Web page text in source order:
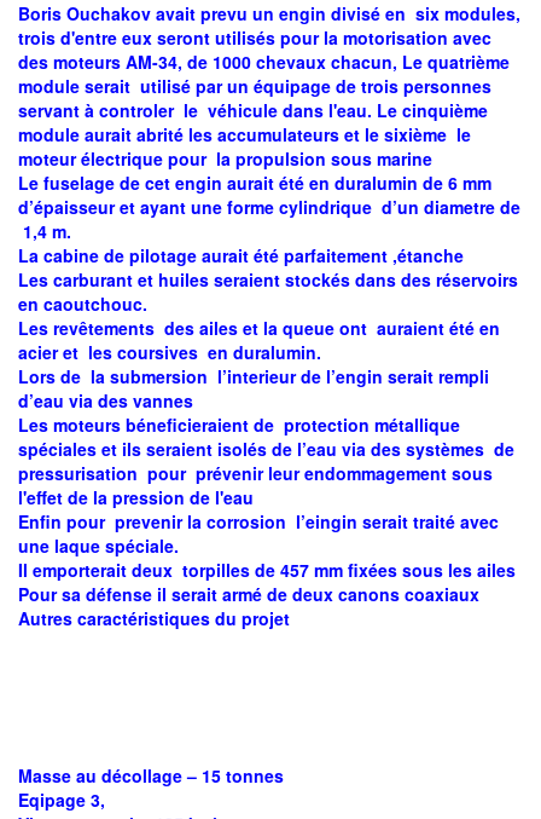
Boris Ouchakov avait prevu un engin divisé en six modules,
trois d'entre eux seront utilisés pour la motorisation avec
des moteurs AM-34, de 1000 chevaux chacun, Le quatrième
module serait utilisé par un équipage de trois personnes
servant à controler le véhicule dans l'eau. Le cinquième
module aurait abrité les accumulateurs et le sixième le
moteur électrique pour la propulsion sous marine
Le fuselage de cet engin aurait été en duralumin de 6 mm
d’épaisseur et ayant une forme cylindrique d’un diametre de
1,4 m.
La cabine de pilotage aurait été parfaitement ,étanche
Les carburant et huiles seraient stockés dans des réservoirs
en caoutchouc.
Les revêtements des ailes et la queue ont auraient été en
acier et les coursives en duralumin.
Lors de la submersion l’interieur de l’engin serait rempli
d’eau via des vannes
Les moteurs béneficieraient de protection métallique
spéciales et ils seraient isolés de l’eau via des systèmes de
pressurisation pour prévenir leur endommagement sous
l'effet de la pression de l'eau
Enfin pour prevenir la corrosion l’eingin serait traité avec
une laque spéciale.
Il emporterait deux torpilles de 457 mm fixées sous les ailes
Pour sa défense il serait armé de deux canons coaxiaux
Autres caractéristiques du projet
Masse au décollage – 15 tonnes
Eqipage 3,